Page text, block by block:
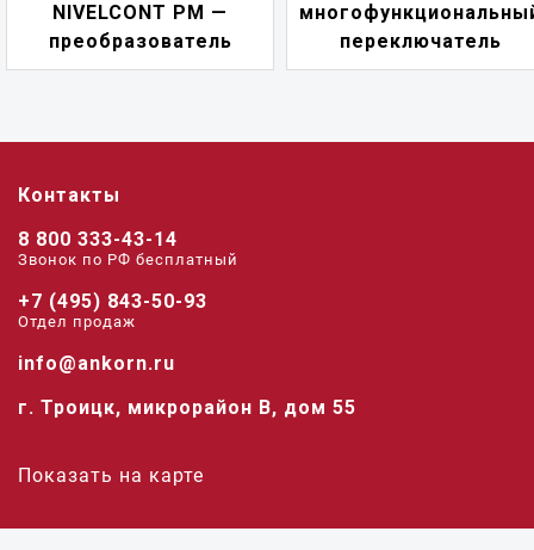
NIVELCONT PM —
преобразователь
переключатель
Контакты
8 800 333-43-14
Звонок по РФ беcплатный
+7 (495) 843-50-93
Отдел продаж
info@ankorn.ru
г. Троицк, микрорайон В, дом 55
Показать на карте